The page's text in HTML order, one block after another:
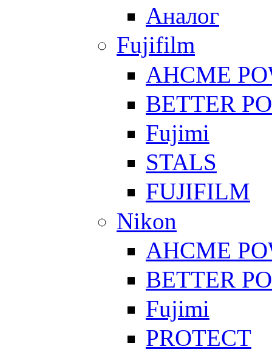
Аналог
Fujifilm
AHCME
BETTER
Fujimi
STALS
FUJIFILM
Nikon
AHCME
BETTER
Fujimi
PROTECT